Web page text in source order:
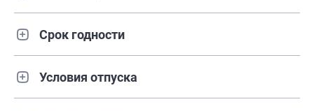
Срок годности
Условия отпуска